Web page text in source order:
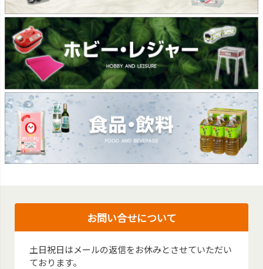
お問い合せについて
土日祝日はメールの返信をお休みとさせていただい
ております。